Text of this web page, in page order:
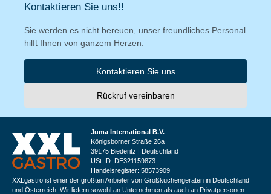
Kontaktieren Sie uns!!
Sie werden es nicht bereuen, unser freundliches Personal
hilft Ihnen von ganzem Herzen.
Kontaktieren Sie uns
Rückruf vereinbaren
Juma International B.V.
Königsborner Straße 26a
39175 Biederitz | Deutschland
USt-ID: DE321159873
Handelsregister: 58573909
XXLgastro ist einer der größten Anbieter von Großküchengeräten in Deutschland
und Österreich. Wir liefern sowohl an Unternehmen als auch an Privatpersonen.